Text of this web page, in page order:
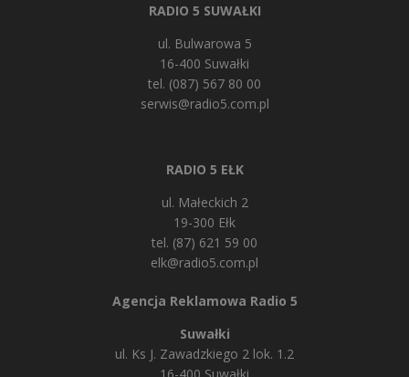
RADIO 5 SUWAŁKI
ul. Bulwarowa 5
16-400 Suwałki
tel. (087) 567 80 00
serwis@radio5.com.pl
RADIO 5 EŁK
ul. Małeckich 2
19-300 Ełk
tel. (87) 621 59 00
elk@radio5.com.pl
Agencja Reklamowa Radio 5
Suwałki
ul. Ks J. Zawadzkiego 2 lok. 1.2